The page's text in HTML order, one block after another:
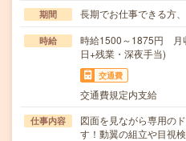
期間 長期でお仕事できる方、
時給
時給1500～1875円 月
日+残業・深夜手当)
交通費
交通費規定内支給
仕事内容
図面を見ながら専用の
す！動翼の組立や目視